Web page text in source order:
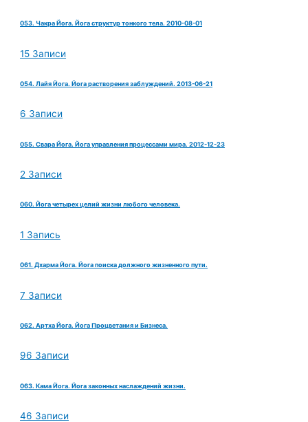
053. Чакра Йога. Йога структур тонкого тела. 2010-08-01
15 Записи
054. Лайя Йога. Йога растворения заблуждений. 2013-06-21
6 Записи
055. Свара Йога. Йога управления процессами мира. 2012-12-23
2 Записи
060. Йога четырех целий жизни любого человека.
1 Запись
061. Дхарма Йога. Йога поиска должного жизненного пути.
7 Записи
062. Артха Йога. Йога Процветания и Бизнеса.
96 Записи
063. Кама Йога. Йога законных наслаждений жизни.
46 Записи